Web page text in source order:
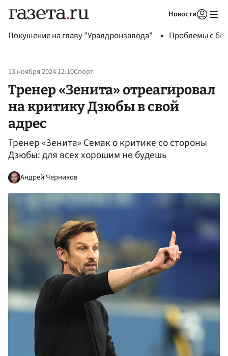
Новости
Покушение на главу "Уралдронзавода" Проблемы с
13 ноября 2024 12:10Спорт
Тренер «Зенита» отреагировал
на критику Дзюбы в свой
адрес
Тренер «Зенита» Семак о критике со стороны
Дзюбы: для всех хорошим не будешь
Андрей Черников